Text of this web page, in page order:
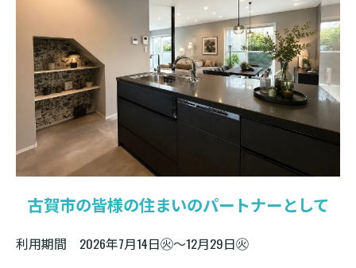
古賀市の皆様の住まいのパートナーとして
利用期間 2026年7月14日㊋～12月29日㊋